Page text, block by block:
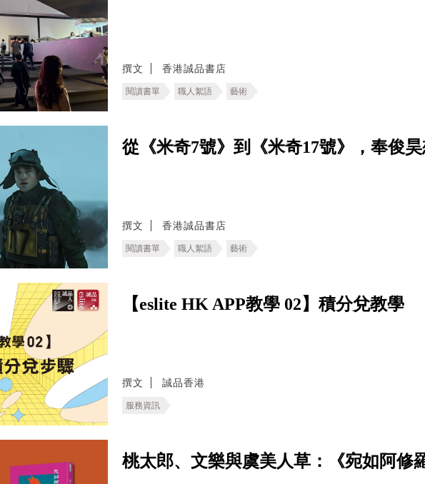
撰文 香港誠品書店
閱讀書單 職人絮語 藝術
從《米奇7號》到《米奇17號》，奉俊
撰文 香港誠品書店
閱讀書單 職人絮語 藝術
【eslite HK APP教學 02】積分兌教學
撰文 誠品香港
服務資訊
桃太郎、文樂與虞美人草：《宛如阿修